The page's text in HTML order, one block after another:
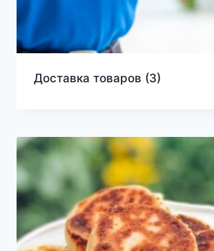
Доставка товаров (3)